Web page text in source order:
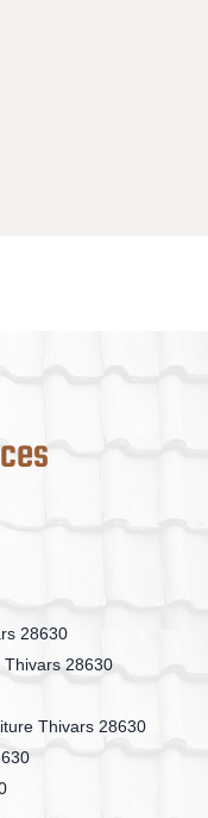
28630
Thivars 28630
Thivars 28630